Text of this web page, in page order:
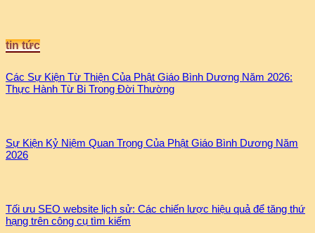
tin tức
Các Sự Kiện Từ Thiện Của Phật Giáo Bình Dương Năm 2026:
Thực Hành Từ Bi Trong Đời Thường
Sự Kiện Kỷ Niệm Quan Trọng Của Phật Giáo Bình Dương Năm
2026
Tối ưu SEO website lịch sử: Các chiến lược hiệu quả để tăng thứ
hạng trên công cụ tìm kiếm